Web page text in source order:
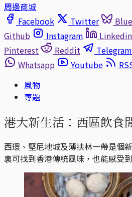
周邊商城
Facebook
Twitter
Github
Instagram Linkedin
Pinterest
Reddit Telegram
Whatsapp
Youtube
風物
專題
港大新生活：西區飲食
西環、堅尼地城及薄扶林一帶是個
裏可找到香港傳統風味，也能感受